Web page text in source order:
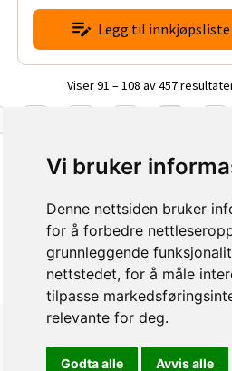
Vi bruker
Denne nettsiden bruker
for å forbedre
grunnleggende
nettstedet, for å måle
tilpasse
relevante for deg.
Godta alle Avvis alle
Legg til innkjøpsliste
Viser 91 – 108 av 457